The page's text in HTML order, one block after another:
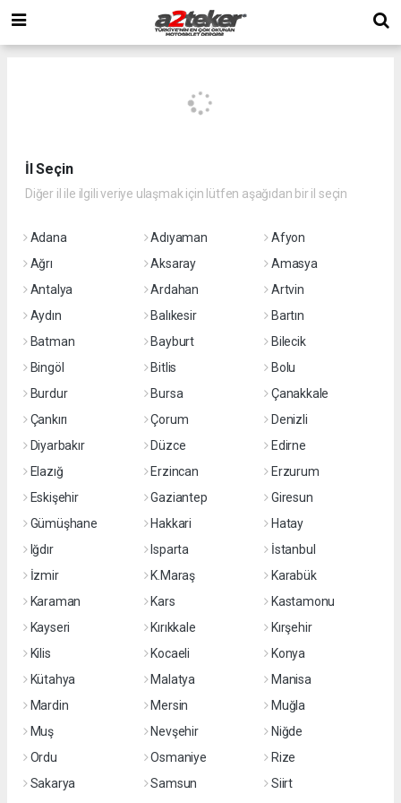
İl Seçin
Diğer il ile ilgili veriye ulaşmak için lütfen aşağıdan bir il seçin
Adana Adıyaman
Afyon
Ağrı
Aksaray
Amasya
Antalya
Ardahan
Artvin
Aydın
Balıkesir
Bartın
Batman
Bayburt
Bilecik
Bingöl
Bitlis
Bolu
Burdur
Bursa
Çanakkale
Çankırı
Çorum
Denizli
Diyarbakır
Düzce
Edirne
Elazığ
Erzincan
Erzurum
Eskişehir
Gaziantep
Giresun
Gümüşhane
Hakkari
Hatay
Iğdır
Isparta
İstanbul
İzmir
K.Maraş
Karabük
Karaman
Kars
Kastamonu
Kayseri
Kırıkkale
Kırşehir
Kilis
Kocaeli
Konya
Kütahya
Malatya
Manisa
Mardin
Mersin
Muğla
Muş
Nevşehir
Niğde
Ordu
Osmaniye
Rize
Sakarya
Samsun
Siirt